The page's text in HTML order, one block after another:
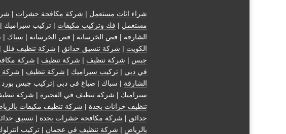
شراء اثاث مستعمل | شركة مكافحة حشرات |
مستعمل | فك وتركيب مكيفات | تركيب سيراميك |
الشارقة | قص الخرسانة | قص الخرسانة | سباك |
الكويت | شركة تنسيق حدائق | شركة تنظيف فلل |
جبس | شركة تنظيف | شركة تنظيف | شركة
في دبي |تركيب سيراميك | شركة تنظيف | شركة
الشارقة | سباك | صباغ في دبي |تركيب جبس
سيراميك | شركة تنظيف في الفجيرة | شركة
تنظيف خزانات بجدة | شركة تنظيف مكيفات
حدائق | شركة مكافحة حشرات بجدة |تنسيق
بالرياض | شركة تنظيف في عجمان | تركيب